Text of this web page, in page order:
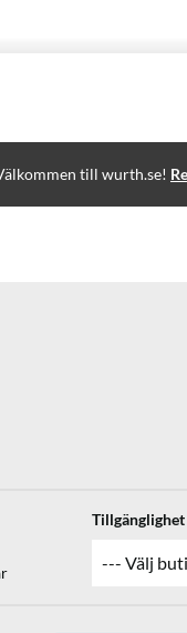
till wurth.se!